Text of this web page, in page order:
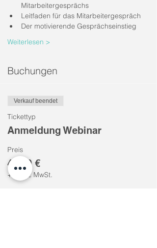
Mitarbeitergesprächs
Leitfaden für das Mitarbeitergespräch
Der motivierende Gesprächseinstieg
Weiterlesen >
Buchungen
Verkauf beendet
Tickettyp
Anmeldung Webinar
Preis
49,00 €
+9,31 € MwSt.